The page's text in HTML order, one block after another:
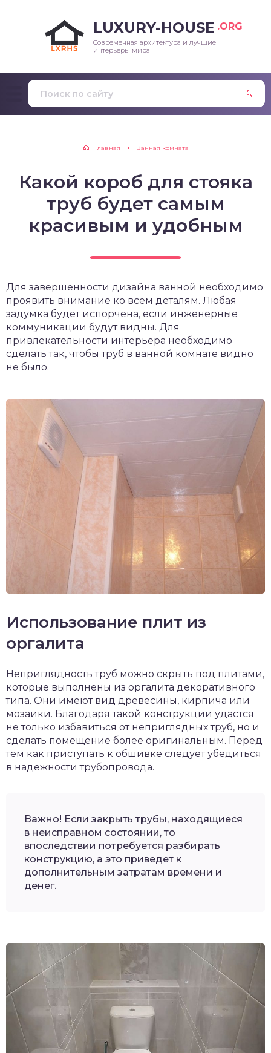
LUXURY-HOUSE .ORG
Современная архитектура и лучшие
интерьеры мира
Главная Ванная комната
Какой короб для стояка
труб будет самым
красивым и удобным
Для завершенности дизайна ванной необходимо
проявить внимание ко всем деталям. Любая
задумка будет испорчена, если инженерные
коммуникации будут видны. Для
привлекательности интерьера необходимо
сделать так, чтобы труб в ванной комнате видно
не было.
Использование плит из
оргалита
Неприглядность труб можно скрыть под плитами,
которые выполнены из оргалита декоративного
типа. Они имеют вид древесины, кирпича или
мозаики. Благодаря такой конструкции удастся
не только избавиться от неприглядных труб, но и
сделать помещение более оригинальным. Перед
тем как приступать к обшивке следует убедиться
в надежности трубопровода.
Важно! Если закрыть трубы, находящиеся
в неисправном состоянии, то
впоследствии потребуется разбирать
конструкцию, а это приведет к
дополнительным затратам времени и
денег.